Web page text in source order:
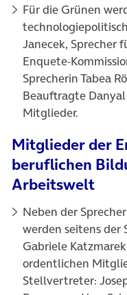
Für die Grünen
Janecek, Sprecher
Enquete-
Sprecherin Tabea
Beauftragte
Mitglieder.
Mitglieder der
beruflichen
Arbeitswelt
Neben der
werden seitens der
Gabriele
ordentlichen
Stellvertreter: